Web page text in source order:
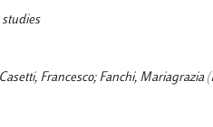
Francesco; Fanchi, Mariagrazia